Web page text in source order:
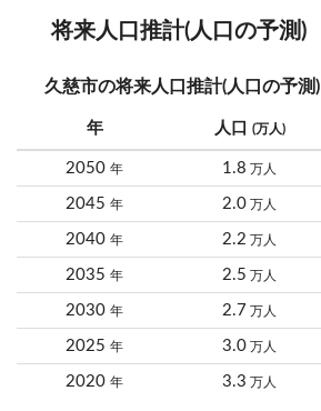
将来人口推計(人口の予測)
久慈市の将来人口推計(人口の予測)
年 人口 (万人)
2050 年 1.8 万人
2045 年 2.0 万人
2040 年 2.2 万人
2035 年 2.5 万人
2030 年 2.7 万人
2025 年 3.0 万人
2020 年 3.3 万人